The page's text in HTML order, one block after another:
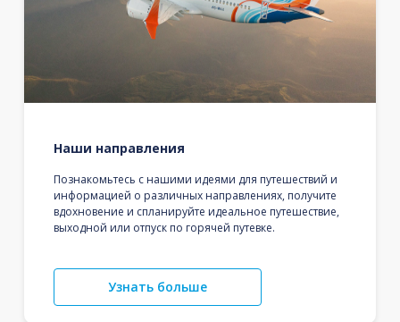
Наши направления
Познакомьтесь с нашими идеями для путешествий и
информацией о различных направлениях, получите
вдохновение и спланируйте идеальное путешествие,
выходной или отпуск по горячей путевке.
Узнать больше